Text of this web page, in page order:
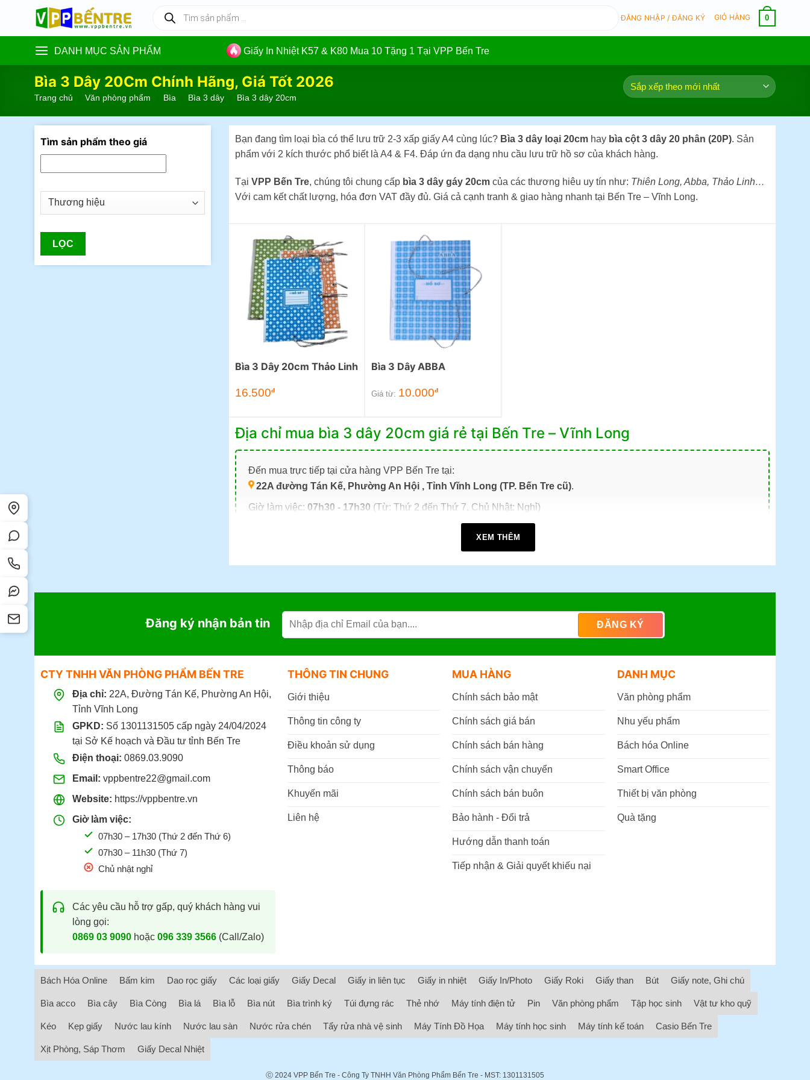
content
kiếm
phẩm
ĐĂNG NHẬP / ĐĂNG KÝ GIỎ HÀNG 0
DANH MỤC SẢN PHẨM Giấy In Nhiệt K57 & K80 Mua 10 Tặng 1 Tại VPP Bến Tre
Bìa 3 Dây 20Cm Chính Hãng, Giá Tốt 2026
Trang chủ Văn phòng phẩm Bìa Bìa 3 dây Bìa 3 dây 20cm
Tìm sản phẩm theo giá
LỌC
Bạn đang tìm loại bìa có thể lưu trữ 2-3 xấp giấy A4 cùng lúc? Bìa 3 dây loại 20cmhaybìa cột 3 dây 20 phân (20P). Sản
phẩm với 2 kích thước phổ biết là A4 & F4. Đáp ứn đa dạng nhu cầu lưu trữ hồ sơ của khách hàng.
Tại VPP Bến Tre, chúng tôi chung cấp bìa 3 dây gáy 20cmcủa các thương hiêu uy tín như: Thiên Long, Abba, Thảo Linh…
Với cam kết chất lượng, hóa đơn VAT đầy đủ. Giá cả cạnh tranh & giao hàng nhanh tại Bến Tre – Vĩnh Long.
Bìa 3 Dây 20cm Thảo Linh
16.500đ
Bìa 3 Dây ABBA
Giá từ: 10.000đ
Địa chỉ mua bìa 3 dây 20cm giá rẻ tại Bến Tre – Vĩnh Long
Đến mua trực tiếp tại cửa hàng VPP Bến Tre tại:
22A đường Tán Kế, Phường An Hội , Tỉnh Vĩnh Long (TP. Bến Tre cũ).
Giờ làm việc: 07h30 - 17h30 (Từ: Thứ 2 đến Thứ 7, Chủ Nhật: Nghỉ)
096.339.3566
XEM THÊM
Đăng ký nhận bản tin
CTY TNHH VĂN PHÒNG PHẨM BẾN TRE
Địa chỉ: 22A, Đường Tán Kế, Phường An Hội,
Tỉnh Vĩnh Long
GPKD: Số 1301131505 cấp ngày 24/04/2024
tại Sở Kế hoạch và Đầu tư tỉnh Bến Tre
Điện thoại: 0869.03.9090
Email: vppbentre22@gmail.com
Website: https://vppbentre.vn
Giờ làm việc:
07h30 – 17h30 (Thứ 2 đến Thứ 6)
07h30 – 11h30 (Thứ 7)
Chủ nhật nghỉ
Các yêu cầu hỗ trợ gấp, quý khách hàng vui
lòng gọi:
0869 03 9090hoặc 096 339 3566(Call/Zalo)
THÔNG TIN CHUNG
Giới thiệu
Thông tin công ty
Điều khoản sử dụng
Thông báo
Khuyến mãi
Liên hệ
MUA HÀNG
Chính sách bảo mật
Chính sách giá bán
Chính sách bán hàng
Chính sách vận chuyển
Chính sách bán buôn
Bảo hành - Đổi trả
Hướng dẫn thanh toán
Tiếp nhận & Giải quyết khiếu nại
DANH MỤC
Văn phòng phẩm
Nhu yếu phẩm
Bách hóa Online
Smart Office
Thiết bị văn phòng
Quà tặng
Bách Hóa Online Bấm kim Dao rọc giấy Các loại giấy Giấy Decal Giấy in liên tục Giấy in nhiệt Giấy In/Photo Giấy Roki Giấy than Bút Giấy note, Ghi chú
Bìa acco Bìa cây Bìa Còng Bìa lá Bìa lỗ Bìa nút Bìa trình ký Túi đựng rác Thẻ nhớ Máy tính điện tử Pin Văn phòng phẩm Tập học sinh Vật tư kho quỹ
Kéo Kẹp giấy Nước lau kính Nước lau sàn Nước rửa chén Tẩy rửa nhà vệ sinh Máy Tính Đồ Họa Máy tính học sinh Máy tính kế toán Casio Bến Tre
Xịt Phòng, Sáp Thơm Giấy Decal Nhiệt
ⓒ 2024 VPP Bến Tre - Công Ty TNHH Văn Phòng Phẩm Bến Tre - MST: 1301131505